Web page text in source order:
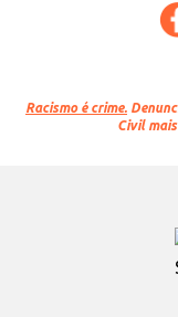
Racismo é crime.
Civil